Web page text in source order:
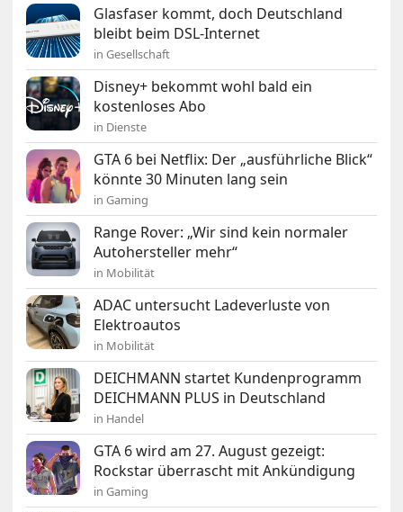
Glasfaser kommt, doch Deutschland
bleibt beim DSL-Internet
in Gesellschaft
Disney+ bekommt wohl bald ein
kostenloses Abo
in Dienste
GTA 6 bei Netflix: Der „ausführliche Blick“
könnte 30 Minuten lang sein
in Gaming
Range Rover: „Wir sind kein normaler
Autohersteller mehr“
in Mobilität
ADAC untersucht Ladeverluste von
Elektroautos
in Mobilität
DEICHMANN startet Kundenprogramm
DEICHMANN PLUS in Deutschland
in Handel
GTA 6 wird am 27. August gezeigt:
Rockstar überrascht mit Ankündigung
in Gaming